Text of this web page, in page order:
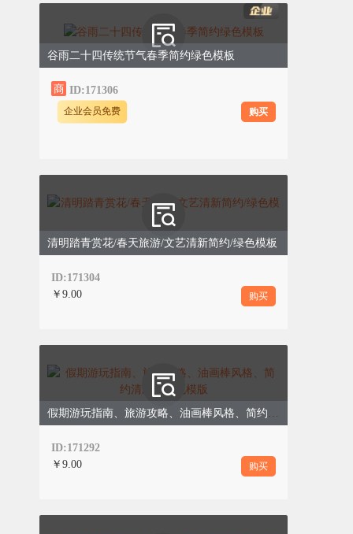
谷雨二十四传统节气春季简约绿色模板
ID:171306
企业会员免费 购买
清明踏青赏花/春天旅游/文艺清新简约/绿色模板
ID:171304
￥9.00
购买
ID:171292
￥9.00
购买